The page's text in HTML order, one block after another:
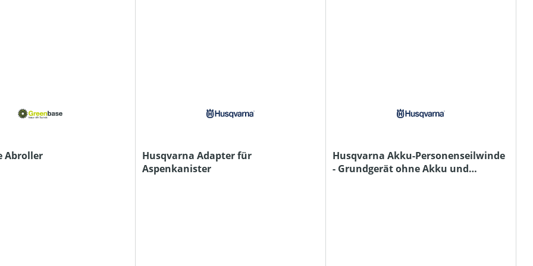
Abroller
Husqvarna Adapter für
Aspenkanister
Husqvarna Akku-Personenseilwinde
- Grundgerät ohne Akku und